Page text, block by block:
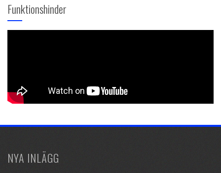
Funktionshinder
NYA INLÄGG